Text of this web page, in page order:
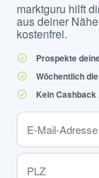
marktguru hilft
aus deiner
kostenfrei.
Prospekte
Wöchentlich
Kein